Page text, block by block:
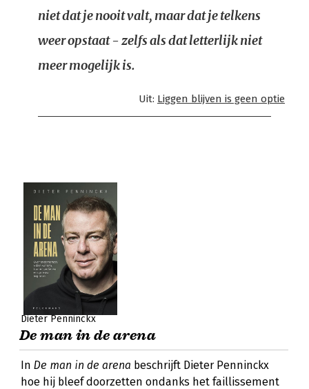
niet dat je nooit valt, maar dat je telkens
weer opstaat - zelfs als dat letterlijk niet
meer mogelijk is.
Uit: Liggen blijven is geen optie
Dieter Penninckx
De man in de arena
In De man in de arena beschrijft Dieter Penninckx
hoe hij bleef doorzetten ondanks het faillissement